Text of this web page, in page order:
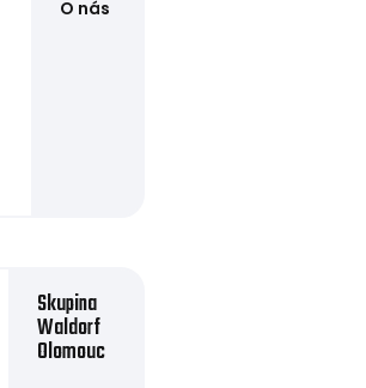
O nás
Skupina
Waldorf
Olomouc